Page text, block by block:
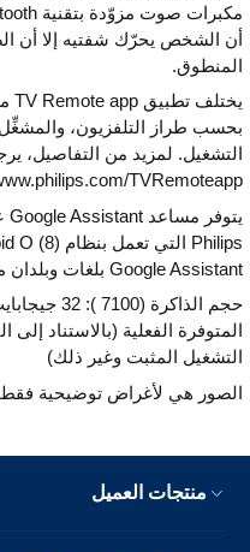
أن الشخص يحرّك شفتيه إلا أن
المنطوق.
بحسب طراز التلفزيون،
التشغيل. لمزيد من التفاصيل،
TVRemoteapp.
Google Assistant بلغات وبلدان محددة.
حجم
المتوفرة الفعلية (بالاستناد إلى
التشغيل المثبت وغير ذلك)
الصور هي لأغراض توضيحية فقط
منتجات العميل